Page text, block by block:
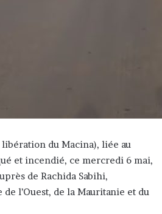
du Macina), liée au
et incendié, ce mercredi 6 mai,
de Rachida Sabihi,
l’Ouest, de la Mauritanie et du